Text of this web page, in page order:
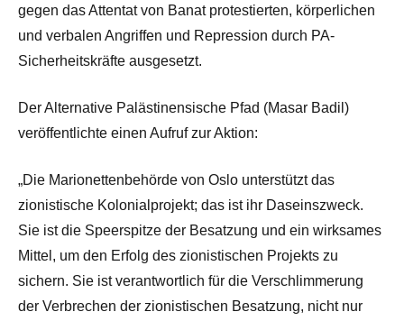
gegen das Attentat von Banat protestierten, körperlichen
und verbalen Angriffen und Repression durch PA-
Sicherheitskräfte ausgesetzt.
Der Alternative Palästinensische Pfad (Masar Badil)
veröffentlichte einen Aufruf zur Aktion:
„Die Marionettenbehörde von Oslo unterstützt das
zionistische Kolonialprojekt; das ist ihr Daseinszweck.
Sie ist die Speerspitze der Besatzung und ein wirksames
Mittel, um den Erfolg des zionistischen Projekts zu
sichern. Sie ist verantwortlich für die Verschlimmerung
der Verbrechen der zionistischen Besatzung, nicht nur